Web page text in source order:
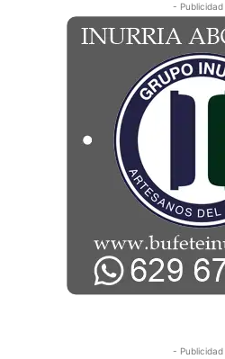
- Publicidad
- Publicidad